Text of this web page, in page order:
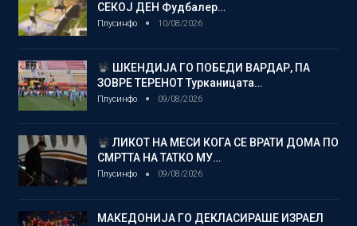
СЕКОЈ ДЕН Фудбалер…
Плусинфо 10/08/2026
ШКЕНДИЈА ГО ПОБЕДИ ВАРДАР, ПА
ЗОВРЕ ТЕРЕНОТ Турканицата…
Плусинфо 09/08/2026
ЛИКОТ НА МЕСИ КОГА СЕ ВРАТИ ДОМА ПО
СМРТТА НА ТАТКО МУ…
Плусинфо 09/08/2026
МАКЕДОНИЈА ГО ДЕКЛАСИРАШЕ ИЗРАЕЛ